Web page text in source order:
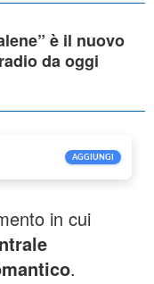
è il nuovo
da oggi
AGGIUNGI
in cui
.